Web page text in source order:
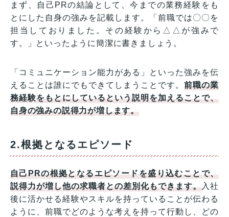
まず、自己PRの結論として、今までの業務経験をも
とにした自身の強みを記載します。「前職では〇〇を
担当しておりました。その経験から△△が強みで
す。」といったように簡潔に書きましょう。
「コミュニケーション能力がある」といった強みを伝
えることは誰にでもできてしまうことです。前職の業
務経験をもとにしているという説明を加えることで、
自身の強みの説得力が増します。
2.根拠となるエピソード
自己PRの根拠となるエピソードを盛り込むことで、
説得力が増し他の求職者との差別化もできます。入社
後に活かせる経験やスキルを持っていることが伝わる
ように、前職でどのような考えを持って行動し、どの